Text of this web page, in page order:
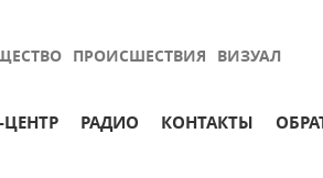
ПРОИСШЕСТВИЯ ВИЗУАЛ
ЦЕНТР РАДИО КОНТАКТЫ